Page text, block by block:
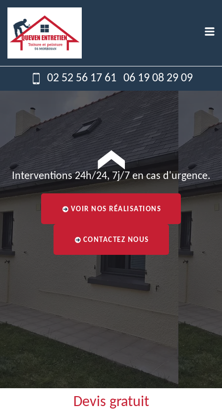
02 52 56 17 61 06 19 08 29 09
Interventions 24h/24, 7j/7 en cas d'urgence.
VOIR NOS RÉALISATIONS
CONTACTEZ NOUS
Devis gratuit